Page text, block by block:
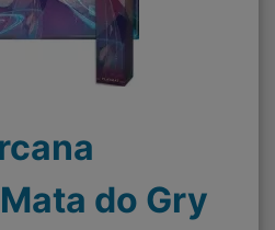
do Gry